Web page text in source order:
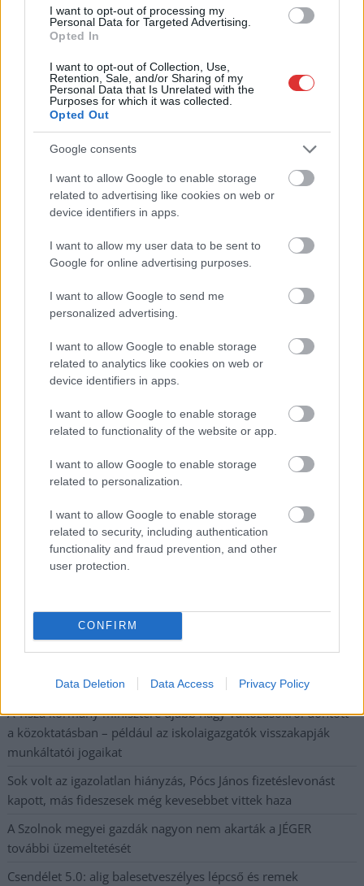
I want to opt-out of processing my
Personal Data for Targeted Advertising.
Opted In
I want to opt-out of Collection, Use,
Retention, Sale, and/or Sharing of my
Personal Data that Is Unrelated with the
Purposes for which it was collected.
Opted Out
Google consents
I want to allow Google to enable storage
related to advertising like cookies on web or
device identifiers in apps.
I want to allow my user data to be sent to
Google for online advertising purposes.
I want to allow Google to send me
personalized advertising.
I want to allow Google to enable storage
related to analytics like cookies on web or
device identifiers in apps.
I want to allow Google to enable storage
related to functionality of the website or app.
I want to allow Google to enable storage
related to personalization.
I want to allow Google to enable storage
related to security, including authentication
functionality and fraud prevention, and other
user protection.
CONFIRM
Data Deletion Data Access Privacy Policy
Hírlevél feliratkozás
Adja meg keresztnevét:
meg e-mail címét:
Megismertem és elfogadom aGDPR-szabályzat
Nem szeretne lemaradni semmiről? Csak egy kattintás, és hírlevelünk a
postaládájába érkezik!
A SZOL24 legfrissebb 24 cikke
Györfi Mihály több tucat vállalkozással egyeztetett a
41 fok fölé forrósodott az ország, Szolnokon pedig egy másik
rekord is megdőlt
A Tisza kormány minisztere újabb nagy változásokról döntött
a közoktatásban – például az iskolaigazgatók visszakapják
munkáltatói jogaikat
Sok volt az igazolatlan hiányzás, Pócs János fizetéslevonást
kapott, más fideszesek még kevesebbet vittek haza
A Szolnok megyei gazdák nagyon nem akarták a JÉGER
további üzemeltetését
Csendélet 5.0: alig balesetveszélyes lépcső és remek